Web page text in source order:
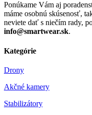
Ponúkame Vám aj
máme osobnú skúsenosť,
neviete dať s niečím rady,
info@smartwear.sk.
Kategórie
Drony
Akčné kamery
Stabilizátory